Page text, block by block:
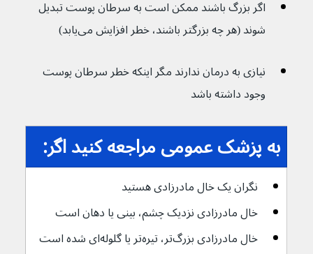
اگر بزرگ باشند ممکن است به سرطان پوست تبدیل
شوند (هر چه بزرگتر باشند، خطر افزایش می‌یابد)
نیازی به درمان ندارند مگر اینکه خطر سرطان پوست
وجود داشته باشد
به پزشک عمومی مراجعه کنید اگر:
نگران یک خال مادرزادی هستید
خال مادرزادی نزدیک چشم، بینی یا دهان است
خال مادرزادی بزرگ‌تر، تیره‌تر یا گلوله‌ای شده است